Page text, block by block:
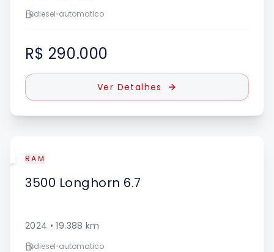
diesel•automatico
R$ 290.000
Ver Detalhes
RAM
3500 Longhorn 6.7
2024 •19.388 km
diesel•automatico